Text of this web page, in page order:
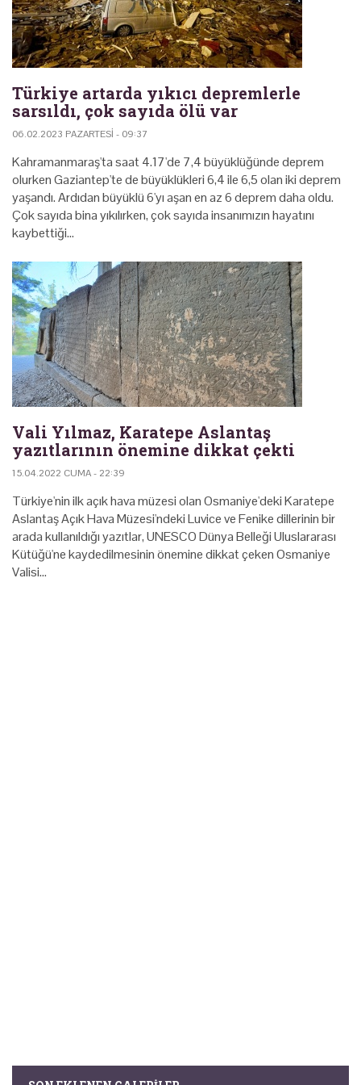
Türkiye artarda yıkıcı depremlerle
sarsıldı, çok sayıda ölü var
06.02.2023 PAZARTESI - 09:37
Kahramanmaraş'ta saat 4.17'de 7,4 büyüklüğünde deprem
olurken Gaziantep'te de büyüklükleri 6,4 ile 6,5 olan iki deprem
yaşandı. Ardıdan büyüklü 6'yı aşan en az 6 deprem daha oldu.
Çok sayıda bina yıkılırken, çok sayıda insanımızın hayatını
kaybettiği…
Vali Yılmaz, Karatepe Aslantaş
yazıtlarının önemine dikkat çekti
15.04.2022 CUMA - 22:39
Türkiye'nin ilk açık hava müzesi olan Osmaniye'deki Karatepe
Aslantaş Açık Hava Müzesi'ndeki Luvice ve Fenike dillerinin bir
arada kullanıldığı yazıtlar, UNESCO Dünya Belleği Uluslararası
Kütüğü'ne kaydedilmesinin önemine dikkat çeken Osmaniye
Valisi…